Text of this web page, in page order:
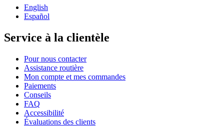
English
Español
Service à la clientèle
Pour nous contacter
Assistance routière
Mon compte et mes commandes
Paiements
Conseils
FAQ
Accessibilité
Évaluations des clients